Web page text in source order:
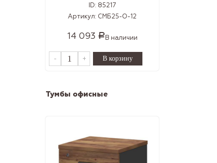
ID: 85217
Артикул: СМБ25-О-12
14 093 РВ наличии
- +
Тумбы офисные